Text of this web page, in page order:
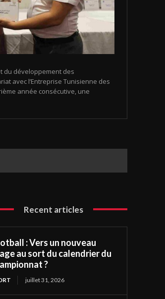
du développement des
avec l’Entreprise Tunisienne des
année consécutive, une
Recent articles
: Vers un nouveau
au sort du calendrier du
?
juillet 31, 2026